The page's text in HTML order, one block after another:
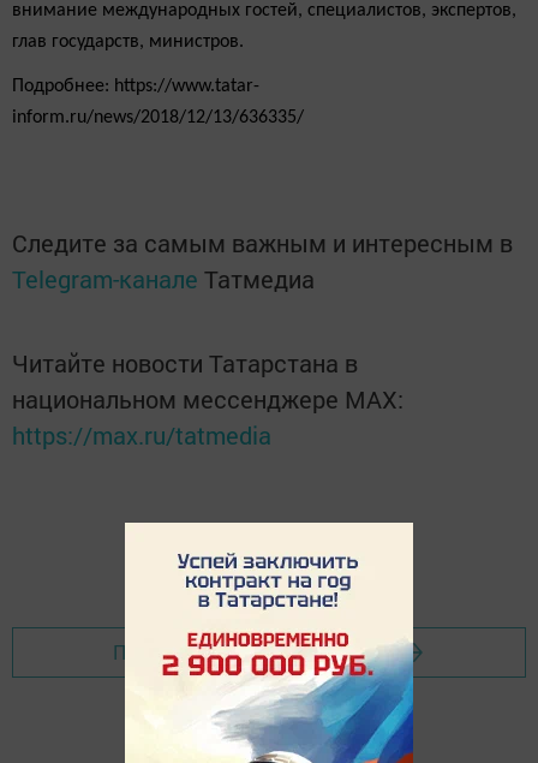
внимание международных гостей, специалистов, экспертов,
глав государств, министров.
Подробнее: https://www.tatar-
inform.ru/news/2018/12/13/636335/
Следите за самым важным и интересным в
Telegram-канале Татмедиа
Читайте новости Татарстана в
национальном мессенджере MАХ:
https://max.ru/tatmedia
Перейти на страницу новости